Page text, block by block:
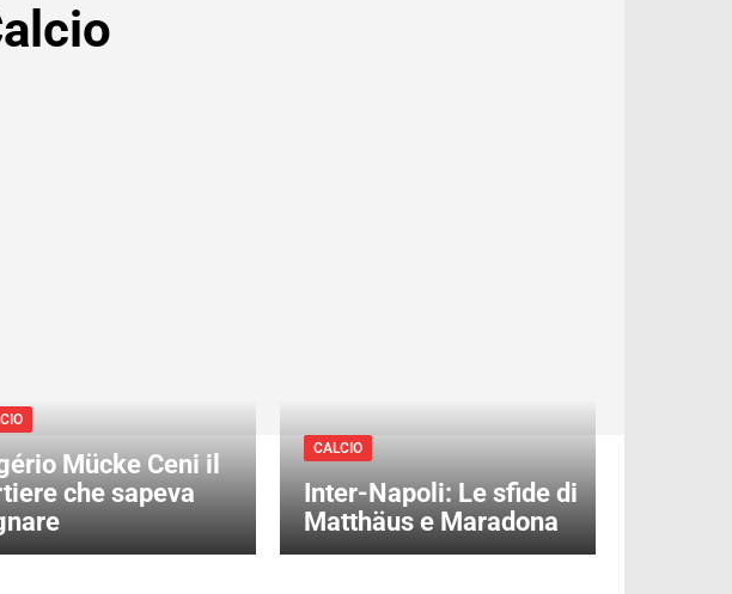
Mücke Ceni il
che sapeva
CALCIO
Inter-Napoli: Le sfide di
Matthäus e Maradona